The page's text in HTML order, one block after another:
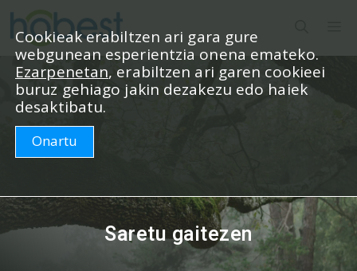
Edukira
salto
egin
Saretu gaitezen
Cookieak erabiltzen ari gara gure
webgunean esperientzia onena emateko.
Ezarpenetan, erabiltzen ari garen cookieei
buruz gehiago jakin dezakezu edo haiek
desaktibatu.
Onartu